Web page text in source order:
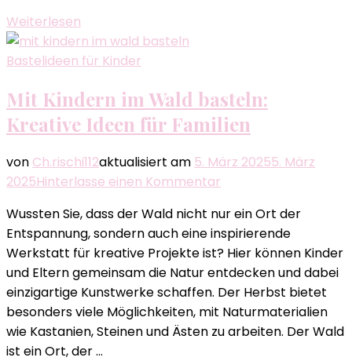
Weiterlesen
Bastelideen für Kinder
Mit Kindern im Wald basteln:
Kreative Ideen für Familien
von Ch.rischi112aktualisiert am 5. März 20255. März
2025Hinterlasse einen Kommentar
Kindern
im
Wald
basteln:
Kreative
Ideen
für
Wussten Sie, dass der Wald nicht nur ein Ort der
Entspannung, sondern auch eine inspirierende
Werkstatt für kreative Projekte ist? Hier können Kinder
und Eltern gemeinsam die Natur entdecken und dabei
einzigartige Kunstwerke schaffen. Der Herbst bietet
besonders viele Möglichkeiten, mit Naturmaterialien
wie Kastanien, Steinen und Ästen zu arbeiten. Der Wald
ist ein Ort, der …